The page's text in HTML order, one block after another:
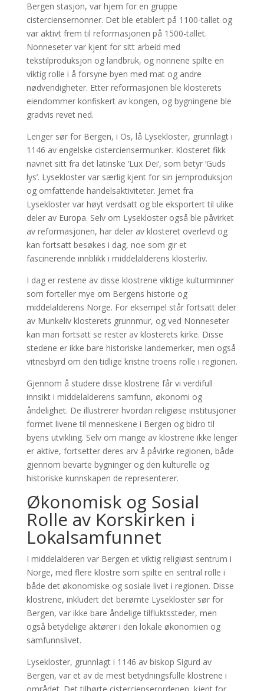
Bergen stasjon, var hjem for en gruppe
cisterciensernonner. Det ble etablert på 1100-tallet og
var aktivt frem til reformasjonen på 1500-tallet.
Nonneseter var kjent for sitt arbeid med
tekstilproduksjon og landbruk, og nonnene spilte en
viktig rolle i å forsyne byen med mat og andre
nødvendigheter. Etter reformasjonen ble klosterets
eiendommer konfiskert av kongen, og bygningene ble
gradvis revet ned.
Lenger sør for Bergen, i Os, lå Lysekloster, grunnlagt i
1146 av engelske cisterciensermunker. Klosteret fikk
navnet sitt fra det latinske ‘Lux Dei’, som betyr ‘Guds
lys’. Lysekloster var særlig kjent for sin jernproduksjon
og omfattende handelsaktiviteter. Jernet fra
Lysekloster var høyt verdsatt og ble eksportert til ulike
deler av Europa. Selv om Lysekloster også ble påvirket
av reformasjonen, har deler av klosteret overlevd og
kan fortsatt besøkes i dag, noe som gir et
fascinerende innblikk i middelalderens klosterliv.
I dag er restene av disse klostrene viktige kulturminner
som forteller mye om Bergens historie og
middelalderens Norge. For eksempel står fortsatt deler
av Munkeliv klosterets grunnmur, og ved Nonneseter
kan man fortsatt se rester av klosterets kirke. Disse
stedene er ikke bare historiske landemerker, men også
vitnesbyrd om den tidlige kristne troens rolle i regionen.
Gjennom å studere disse klostrene får vi verdifull
innsikt i middelalderens samfunn, økonomi og
åndelighet. De illustrerer hvordan religiøse institusjoner
formet livene til menneskene i Bergen og bidro til
byens utvikling. Selv om mange av klostrene ikke lenger
er aktive, fortsetter deres arv å påvirke regionen, både
gjennom bevarte bygninger og den kulturelle og
historiske kunnskapen de representerer.
Økonomisk og Sosial
Rolle av Korskirken i
Lokalsamfunnet
I middelalderen var Bergen et viktig religiøst sentrum i
Norge, med flere klostre som spilte en sentral rolle i
både det økonomiske og sosiale livet i regionen. Disse
klostrene, inkludert det berømte Lysekloster sør for
Bergen, var ikke bare åndelige tilfluktssteder, men
også betydelige aktører i den lokale økonomien og
samfunnslivet.
Lysekloster, grunnlagt i 1146 av biskop Sigurd av
Bergen, var et av de mest betydningsfulle klostrene i